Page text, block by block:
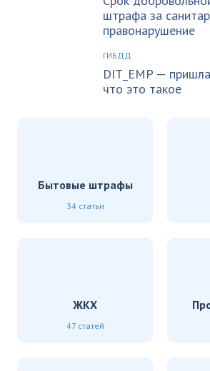
штрафа за
правонарушение
ГИБДД
DIT_EMP —
что это такое
Бытовые штрафы
34 статьи
ЖКХ
47 статей